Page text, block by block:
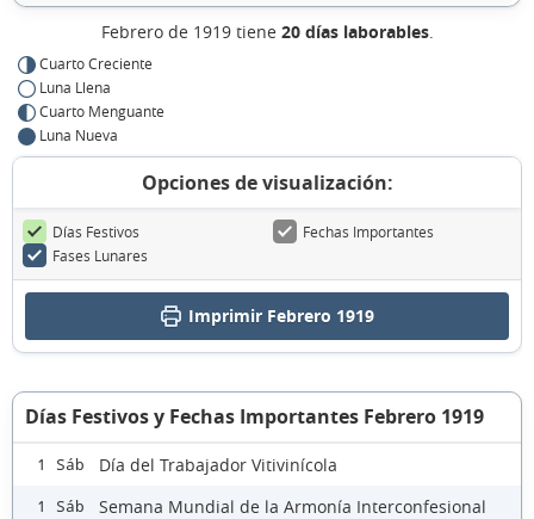
Febrero de 1919 tiene 20 días laborables.
Cuarto Creciente
Luna Llena
Cuarto Menguante
Luna Nueva
Opciones de visualización:
Días Festivos
Fechas Importantes
Fases Lunares
Imprimir Febrero 1919
Días Festivos y Fechas Importantes Febrero 1919
1 Sáb Día del Trabajador Vitivinícola
1 Sáb Semana Mundial de la Armonía Interconfesional